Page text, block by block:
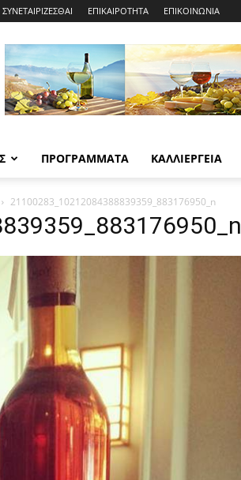
ΣΥΝΕΤΑΙΡΙΖΕΣΘΑΙ ΕΠΙΚΑΙΡΟΤΗΤΑ ΕΠΙΚΟΙΝΩΝΙΑ
ΠΡΟΓΡΑΜΜΑΤΑ ΚΑΛΛΙΕΡΓΕΙΑ
21100283_10212084388839359_883176950_n